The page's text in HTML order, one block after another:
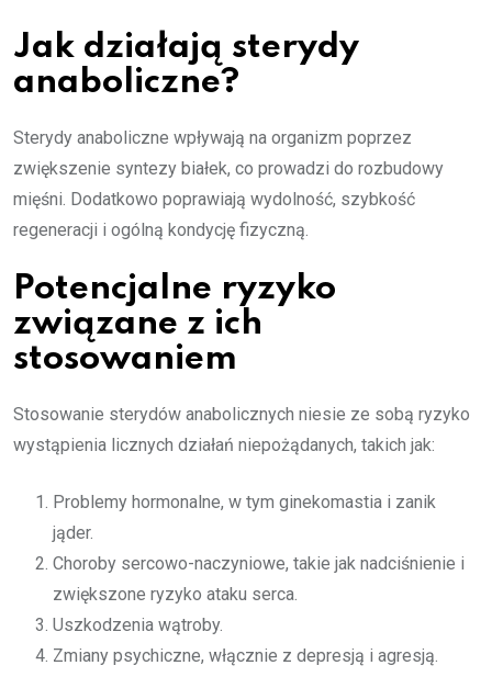
Jak działają sterydy
anaboliczne?
Sterydy anaboliczne wpływają na organizm poprzez
zwiększenie syntezy białek, co prowadzi do rozbudowy
mięśni. Dodatkowo poprawiają wydolność, szybkość
regeneracji i ogólną kondycję fizyczną.
Potencjalne ryzyko
związane z ich
stosowaniem
Stosowanie sterydów anabolicznych niesie ze sobą ryzyko
wystąpienia licznych działań niepożądanych, takich jak:
Problemy hormonalne, w tym ginekomastia i zanik
jąder.
Choroby sercowo-naczyniowe, takie jak nadciśnienie i
zwiększone ryzyko ataku serca.
Uszkodzenia wątroby.
Zmiany psychiczne, włącznie z depresją i agresją.